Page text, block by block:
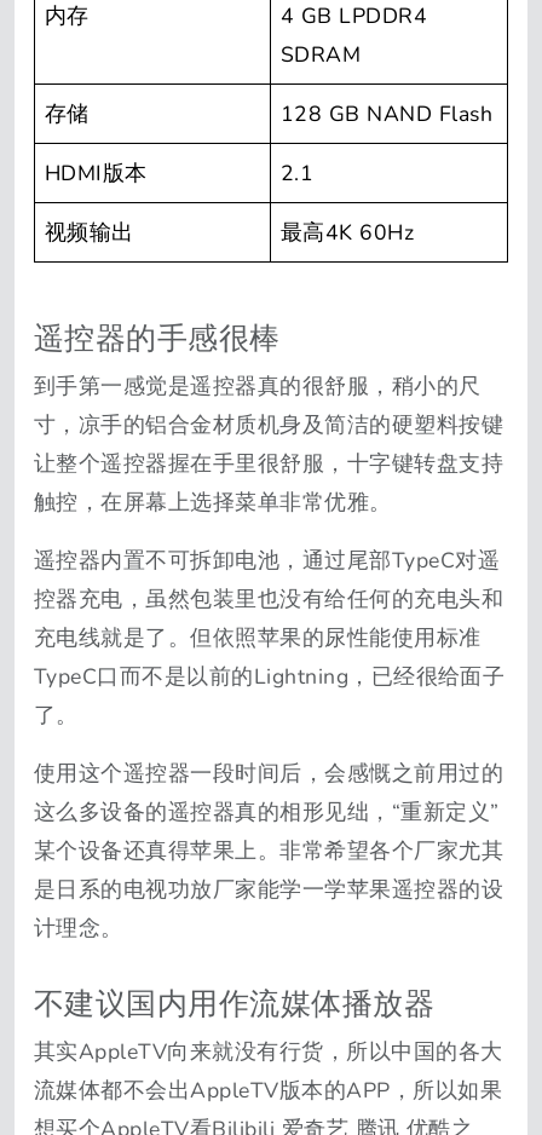
内存
4 GB LPDDR4
SDRAM
存储 128 GB NAND Flash
HDMI版本 2.1
视频输出 最高4K 60Hz
遥控器的手感很棒
到手第一感觉是遥控器真的很舒服，稍小的尺
寸，凉手的铝合金材质机身及简洁的硬塑料按键
让整个遥控器握在手里很舒服，十字键转盘支持
触控，在屏幕上选择菜单非常优雅。
遥控器内置不可拆卸电池，通过尾部TypeC对遥
控器充电，虽然包装里也没有给任何的充电头和
充电线就是了。但依照苹果的尿性能使用标准
TypeC口而不是以前的Lightning，已经很给面子
了。
使用这个遥控器一段时间后，会感慨之前用过的
这么多设备的遥控器真的相形见绌，“重新定义”
某个设备还真得苹果上。非常希望各个厂家尤其
是日系的电视功放厂家能学一学苹果遥控器的设
计理念。
不建议国内用作流媒体播放器
其实AppleTV向来就没有行货，所以中国的各大
流媒体都不会出AppleTV版本的APP，所以如果
想买个AppleTV看Bilibili 爱奇艺 腾讯 优酷之